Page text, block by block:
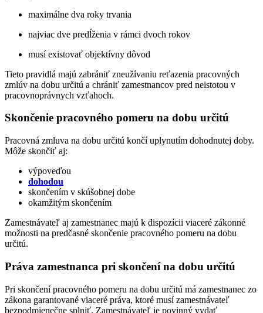
maximálne dva roky trvania
najviac dve predĺženia v rámci dvoch rokov
musí existovať objektívny dôvod
Tieto pravidlá majú zabrániť zneužívaniu reťazenia pracovných
zmlúv na dobu určitú a chrániť zamestnancov pred neistotou v
pracovnoprávnych vzťahoch.
Skončenie pracovného pomeru na dobu určitú
Pracovná zmluva na dobu určitú končí uplynutím dohodnutej doby.
Môže skončiť aj:
výpoveďou
dohodou
skončením v skúšobnej dobe
okamžitým skončením
Zamestnávateľ aj zamestnanec majú k dispozícii viaceré zákonné
možnosti na predčasné skončenie pracovného pomeru na dobu
určitú.
Práva zamestnanca pri skončení na dobu určitú
Pri skončení pracovného pomeru na dobu určitú má zamestnanec zo
zákona garantované viaceré práva, ktoré musí zamestnávateľ
bezpodmienečne splniť. Zamestnávateľ je povinný vydať